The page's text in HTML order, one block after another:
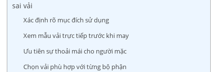
sai vải
Xác định rõ mục đích sử dụng
Xem mẫu vải trực tiếp trước khi may
Ưu tiên sự thoải mái cho người mặc
Chọn vải phù hợp với từng bộ phận